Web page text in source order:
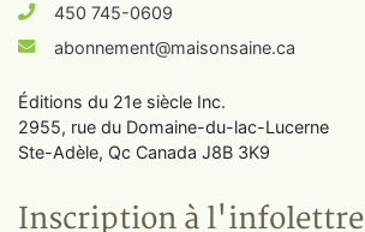
450 745-0609
abonnement@maisonsaine.ca
Éditions du 21e siècle Inc.
2955, rue du Domaine-du-lac-Lucerne
Ste-Adèle, Qc Canada J8B 3K9
Inscription à l'infolettre